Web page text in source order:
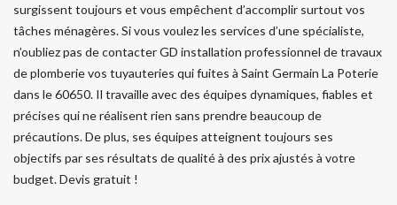
surgissent toujours et vous empêchent d’accomplir surtout vos
tâches ménagères. Si vous voulez les services d’une spécialiste,
n’oubliez pas de contacter GD installation professionnel de travaux
de plomberie vos tuyauteries qui fuites à Saint Germain La Poterie
dans le 60650. Il travaille avec des équipes dynamiques, fiables et
précises qui ne réalisent rien sans prendre beaucoup de
précautions. De plus, ses équipes atteignent toujours ses
objectifs par ses résultats de qualité à des prix ajustés à votre
budget. Devis gratuit !